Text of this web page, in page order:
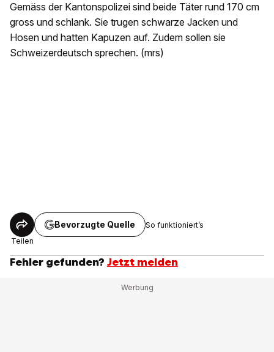
Gemäss der Kantonspolizei sind beide Täter rund 170 cm
gross und schlank. Sie trugen schwarze Jacken und
Hosen und hatten Kapuzen auf. Zudem sollen sie
Schweizerdeutsch sprechen. (mrs)
Teilen
Bevorzugte Quelle So funktioniert’s
Fehler gefunden? Jetzt melden